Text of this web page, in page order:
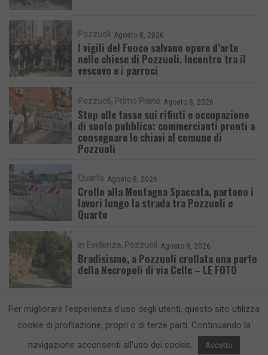
Pozzuoli Agosto 8, 2026
I vigili del Fuoco salvano opere d’arte
nelle chiese di Pozzuoli. Incontro tra il
vescovo e i parroci
Pozzuoli Primo Piano Agosto 8, 2026
Stop alle tasse sui rifiuti e occupazione
di suolo pubblico: commercianti pronti a
consegnare le chiavi al comune di
Pozzuoli
Quarto Agosto 8, 2026
Crollo alla Montagna Spaccata, partono i
lavori lungo la strada tra Pozzuoli e
Quarto
In Evidenza Pozzuoli Agosto 8, 2026
Bradisismo, a Pozzuoli crollata una parte
della Necropoli di via Celle – LE FOTO
Per migliorare l'esperienza d'uso degli utenti, questo sito utilizza
cookie di profilazione, propri o di terze parti. Continuando la
navigazione acconsenti all'uso dei cookie.
Accetto